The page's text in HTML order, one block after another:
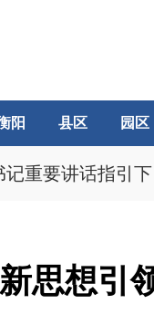
阳 县区 园区
记重要讲话指引下
新思想